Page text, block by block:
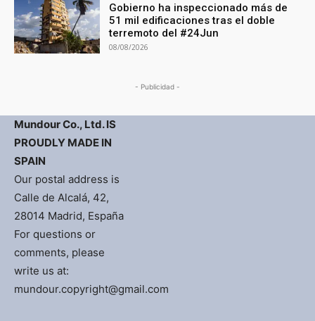
Gobierno ha inspeccionado más de
51 mil edificaciones tras el doble
terremoto del #24Jun
08/08/2026
- Publicidad -
Mundour Co., Ltd. IS
PROUDLY MADE IN
SPAIN
Our postal address is
Calle de Alcalá, 42,
28014 Madrid, España
For questions or
comments, please
write us at:
mundour.copyright@gmail.com